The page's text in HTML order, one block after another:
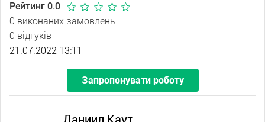
Рейтинг 0.0
0 виконаних замовлень
0 відгуків
21.07.2022 13:11
Запропонувати роботу